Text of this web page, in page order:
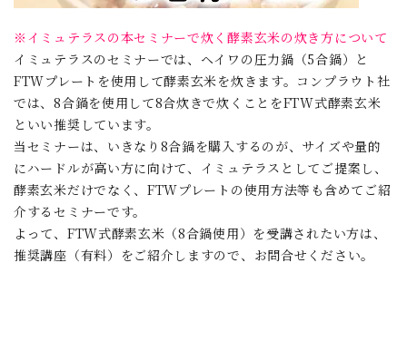
※イミュテラスの本セミナーで炊く酵素玄米の炊き方について
イミュテラスのセミナーでは、ヘイワの圧力鍋（5合鍋）と
FTWプレートを使用して酵素玄米を炊きます。コンプラウト社
では、8合鍋を使用して8合炊きで炊くことをFTW式酵素玄米
といい推奨しています。
当セミナーは、いきなり8合鍋を購入するのが、サイズや量的
にハードルが高い方に向けて、イミュテラスとしてご提案し、
酵素玄米だけでなく、FTWプレートの使用方法等も含めてご紹
介するセミナーです。
よって、FTW式酵素玄米（8合鍋使用）を受講されたい方は、
推奨講座（有料）をご紹介しますので、お問合せください。